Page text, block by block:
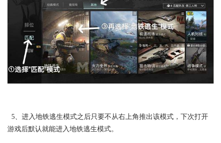
5、进入地铁逃生模式之后只要不从右上角推出该模式，下次打开
游戏后默认就能进入地铁逃生模式。